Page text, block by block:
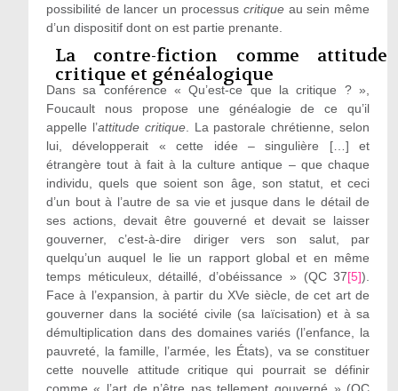
possibilité de lancer un processus critiqueau sein même
d’un dispositif dont on est partie prenante.
La contre-fiction comme attitude
critique et généalogique
Dans sa conférence « Qu’est-ce que la critique ? »,
Foucault nous propose une généalogie de ce qu’il
appelle l’attitude critique. La pastorale chrétienne, selon
lui, développerait « cette idée – singulière […] et
étrangère tout à fait à la culture antique – que chaque
individu, quels que soient son âge, son statut, et ceci
d’un bout à l’autre de sa vie et jusque dans le détail de
ses actions, devait être gouverné et devait se laisser
gouverner, c’est-à-dire diriger vers son salut, par
quelqu’un auquel le lie un rapport global et en même
temps méticuleux, détaillé, d’obéissance » (QC 37[5]).
Face à l’expansion, à partir du XVe siècle, de cet art de
gouverner dans la société civile (sa laïcisation) et à sa
démultiplication dans des domaines variés (l’enfance, la
pauvreté, la famille, l’armée, les États), va se constituer
cette nouvelle attitude critique qui pourrait se définir
comme « l’art de n’être pas tellement gouverné » (QC